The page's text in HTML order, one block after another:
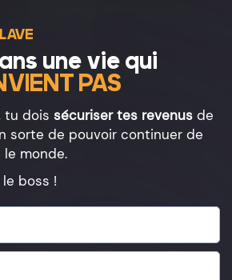
une vie qui
PAS
tu dois sécuriser tes revenus de
sorte de pouvoir continuer de
monde.
boss !